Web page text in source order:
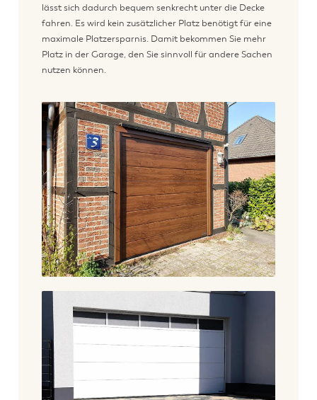
lässt sich dadurch bequem senkrecht unter die Decke
fahren. Es wird kein zusätzlicher Platz benötigt für eine
maximale Platzersparnis. Damit bekommen Sie mehr
Platz in der Garage, den Sie sinnvoll für andere Sachen
nutzen können.